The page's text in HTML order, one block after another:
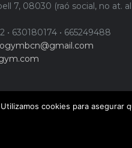
7, 08030 (raó social, no at.
• 630180174 • 665249488
Utilizamos cookies para asegurar